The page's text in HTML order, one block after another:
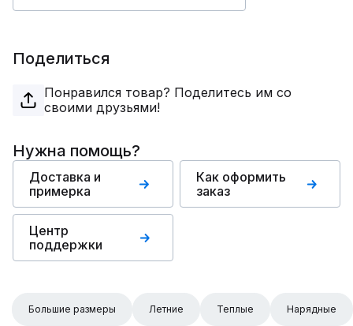
Поделиться
Понравился товар? Поделитесь им со
своими друзьями!
Нужна помощь?
Доставка и
примерка
Как оформить
заказ
Центр
поддержки
Большие размеры Летние Теплые Нарядные